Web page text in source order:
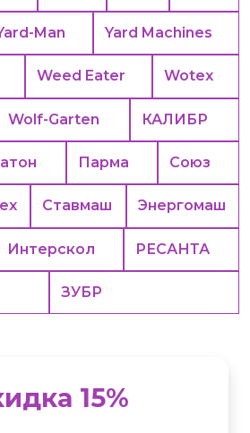
Man Yard Machines
Weed Eater Wotex
Wolf-Garten КАЛИБР
Парма Союз
Ставмаш Энергомаш
Интерскол РЕСАНТА
ЗУБР
15%